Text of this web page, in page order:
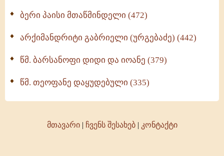
ბერი პაისი მთაწმინდელი (472)
არქიმანდრიტი გაბრიელი (ურგებაძე) (442)
წმ. ბარსანოფი დიდი და იოანე (379)
წმ. თეოფანე დაყუდებული (335)
მთავარი| ჩვენს შესახებ| კონტაქტი